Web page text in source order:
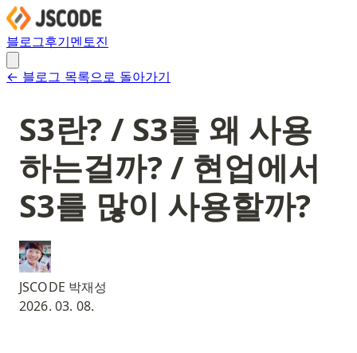
블로그후기멘토진
← 블로그 목록으로 돌아가기
S3란? / S3를 왜 사용
하는걸까? / 현업에서
S3를 많이 사용할까?
JSCODE 박재성
2026. 03. 08.